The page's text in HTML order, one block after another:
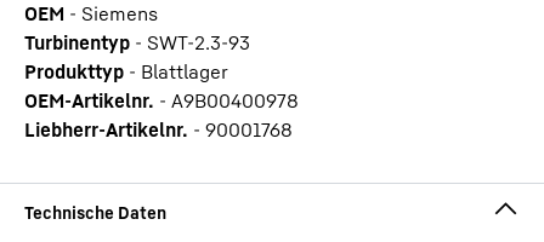
OEM - Siemens
Turbinentyp - SWT-2.3-93
Produkttyp - Blattlager
OEM-Artikelnr. - A9B00400978
Liebherr-Artikelnr. - 90001768